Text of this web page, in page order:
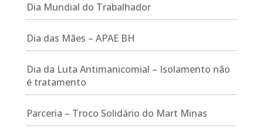
Dia Mundial do Trabalhador
Dia das Mães – APAE BH
Dia da Luta Antimanicomial – Isolamento não
é tratamento
Parceria – Troco Solidário do Mart Minas